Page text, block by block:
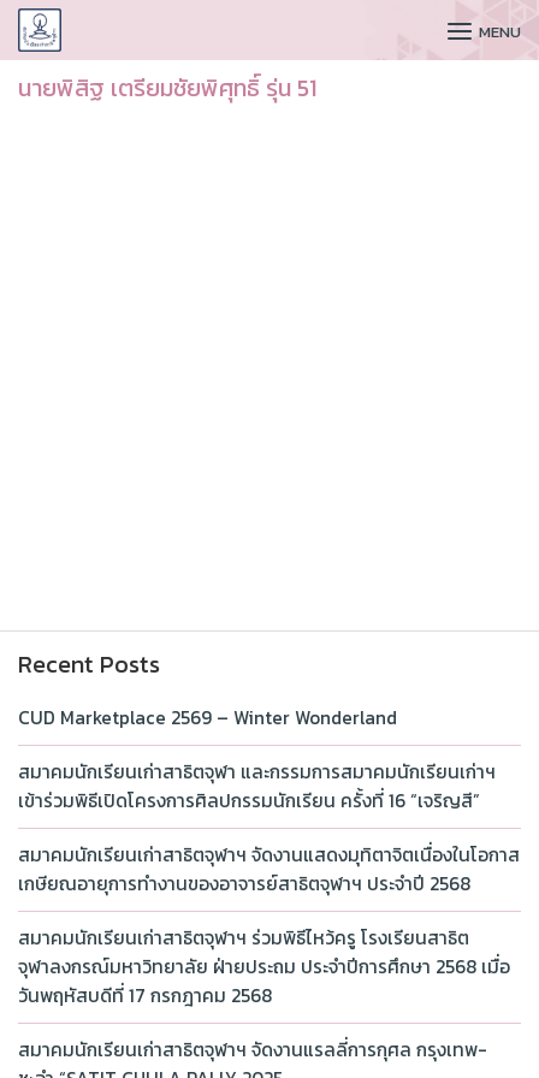
CUDAA MENU
นายพิสิฐ เตรียมชัยพิศุทธิ์ รุ่น 51
Recent Posts
CUD Marketplace 2569 – Winter Wonderland
สมาคมนักเรียนเก่าสาธิตจุฬา และกรรมการสมาคมนักเรียนเก่าฯ
เข้าร่วมพิธีเปิดโครงการศิลปกรรมนักเรียน ครั้งที่ 16 “เจริญสี”
สมาคมนักเรียนเก่าสาธิตจุฬาฯ จัดงานแสดงมุทิตาจิตเนื่องในโอกาส
เกษียณอายุการทำงานของอาจารย์สาธิตจุฬาฯ ประจำปี 2568
สมาคมนักเรียนเก่าสาธิตจุฬาฯ ร่วมพิธีไหว้ครู โรงเรียนสาธิต
จุฬาลงกรณ์มหาวิทยาลัย ฝ่ายประถม ประจำปีการศึกษา 2568 เมื่อ
วันพฤหัสบดีที่ 17 กรกฎาคม 2568
สมาคมนักเรียนเก่าสาธิตจุฬาฯ จัดงานแรลลี่การกุศล กรุงเทพ-